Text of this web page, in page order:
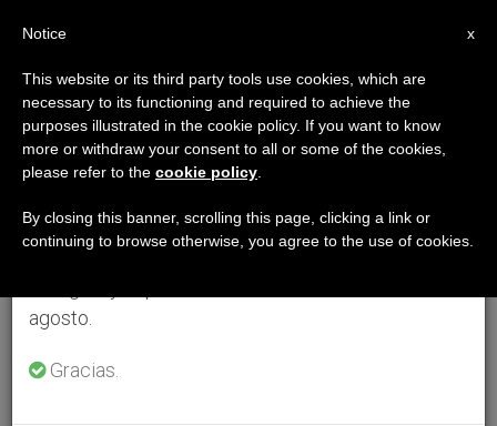
×
Aviso importante
Del 27 de julio al 7 de agosto haremos la pausa
anual, aprovechando que en el periodo de verano
se generan menos informaciones y también el
agosto.
Gracias.
x
Notice
This website or its third party tools use cookies, which are
necessary to its functioning and required to achieve the
purposes illustrated in the cookie policy. If you want to know
more or withdraw your consent to all or some of the cookies,
please refer to the cookie policy
By closing this banner, scrolling this page, clicking a link or
continuing to browse otherwise, you agree to the use of cookies.